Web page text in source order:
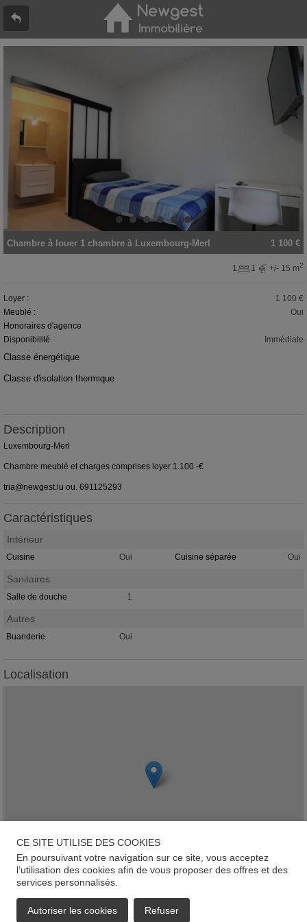
1 100 €
Chambre à louer 1 chambre à Luxembourg-Merl
1 1 +/- 15 m2
Loyer :
1 100 €
Meublé :
Oui
Honoraires d'agence
Disponibilité :
Immédiate
Classe énergétique
Classe d'isolation thermique
Description
Luxembourg-Merl
Chambre meublé et charges comprises loyer 1.100.-€
tria@newgest.lu ou. 691125293
Caractéristiques
Intérieur
Cuisine Oui Cuisine séparée Oui
Sanitaires
Salle de douche 1
Autres
Buanderie Oui
Localisation
412 Route de Longwy, L-1940, Luxembourg-Merl
CE SITE UTILISE DES COOKIES
En poursuivant votre navigation sur ce site, vous acceptez
l’utilisation des cookies afin de vous proposer des offres et des
services personnalisés.
Autoriser les cookies Refuser